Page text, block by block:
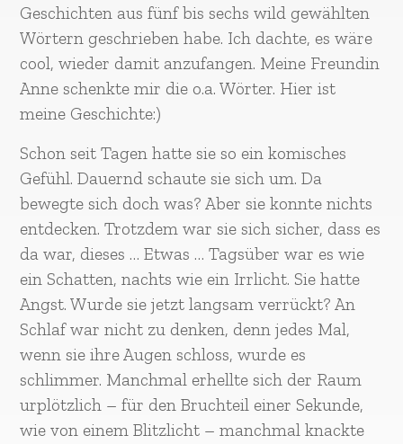
Geschichten aus fünf bis sechs wild gewählten
Wörtern geschrieben habe. Ich dachte, es wäre
cool, wieder damit anzufangen. Meine Freundin
Anne schenkte mir die o.a. Wörter. Hier ist
meine Geschichte:)
Schon seit Tagen hatte sie so ein komisches
Gefühl. Dauernd schaute sie sich um. Da
bewegte sich doch was? Aber sie konnte nichts
entdecken. Trotzdem war sie sich sicher, dass es
da war, dieses … Etwas … Tagsüber war es wie
ein Schatten, nachts wie ein Irrlicht. Sie hatte
Angst. Wurde sie jetzt langsam verrückt? An
Schlaf war nicht zu denken, denn jedes Mal,
wenn sie ihre Augen schloss, wurde es
schlimmer. Manchmal erhellte sich der Raum
urplötzlich – für den Bruchteil einer Sekunde,
wie von einem Blitzlicht – manchmal knackte